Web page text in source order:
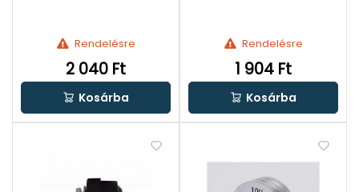
Rendelésre
2 040 Ft
Kosárba
Rendelésre
1 904 Ft
Kosárba